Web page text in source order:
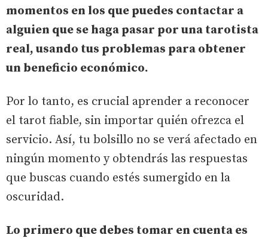
momentos en los que puedes contactar a
alguien que se haga pasar por una tarotista
real, usando tus problemas para obtener
un beneficio económico.
Por lo tanto, es crucial aprender a reconocer
el tarot fiable, sin importar quién ofrezca el
servicio. Así, tu bolsillo no se verá afectado en
ningún momento y obtendrás las respuestas
que buscas cuando estés sumergido en la
oscuridad.
Lo primero que debes tomar en cuenta es